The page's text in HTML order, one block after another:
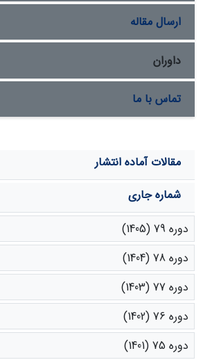
داشته است.
ارسال مقاله
داوران
تماس با ما
مقالات آماده انتشار
شماره جاری
دوره 79 (1405)
دوره 78 (1404)
دوره 77 (1403)
دوره 76 (1402)
دوره 75 (1401)